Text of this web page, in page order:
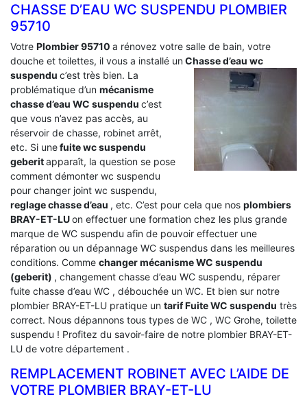
CHASSE D’EAU WC SUSPENDU PLOMBIER
95710
Votre Plombier 95710 a rénovez votre salle de bain, votre
douche et toilettes, il vous a installé unChasse d’eau wc
suspendu c’est très bien. La
problématique d’un mécanisme
chasse d’eau WC suspendu c’est
que vous n’avez pas accès, au
réservoir de chasse, robinet arrêt,
etc. Si unefuite wc suspendu
geberitapparaît, la question se pose
comment démonter wc suspendu
pour changer joint wc suspendu,
reglage chasse d’eau , etc. C’est pour cela que nos plombiers
BRAY-ET-LUon effectuer une formation chez les plus grande
marque de WC suspendu afin de pouvoir effectuer une
réparation ou un dépannage WC suspendus dans les meilleures
conditions. Comme changer mécanisme WC suspendu
(geberit) , changement chasse d’eau WC suspendu, réparer
fuite chasse d’eau WC , débouchée un WC. Et bien sur notre
plombier BRAY-ET-LU pratique un tarif Fuite WC suspendu très
correct. Nous dépannons tous types de WC , WC Grohe, toilette
suspendu ! Profitez du savoir-faire de notre plombier BRAY-ET-
LU de votre département .
REMPLACEMENT ROBINET AVEC L’AIDE DE
VOTRE PLOMBIER BRAY-ET-LU